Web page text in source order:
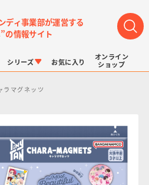
ディ事業部が運営する
の情報サイト
キュアシリーズ ドラゴンボール
シリーズ
チョコサプ ポケモンキッズ
お気に入り
オンライン
ショップ
マグネッツ